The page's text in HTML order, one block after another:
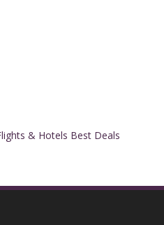
& Hotels Best Deals